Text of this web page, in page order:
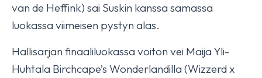
van de Heffink) sai Suskin kanssa samassa
luokassa viimeisen pystyn alas.
Hallisarjan finaaliluokassa voiton vei Maija Yli-
Huhtala Birchcape’s Wonderlandilla (Wizzerd x